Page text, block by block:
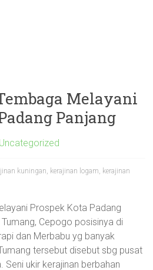
Melayani
Panjang
Uncategorized
kuningan, kerajinan logam, kerajinan
Prospek Kota Padang
Cepogo posisinya di
dan Merbabu yg banyak
tersebut disebut sbg pusat
ukir kerajinan berbahan